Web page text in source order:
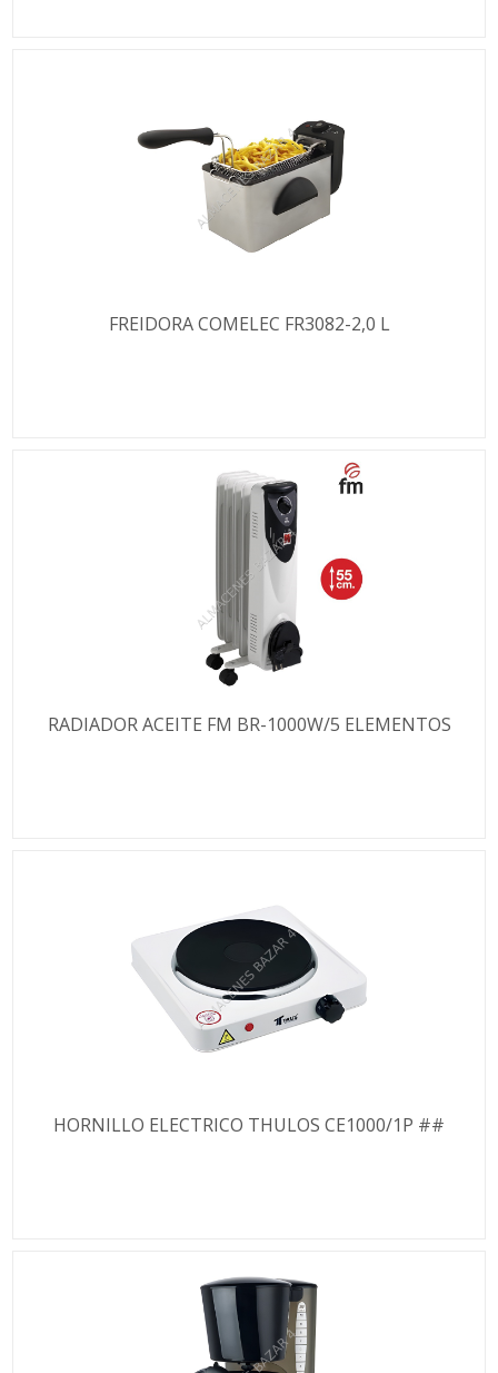
FREIDORA COMELEC FR3082-2,0 L
RADIADOR ACEITE FM BR-1000W/5 ELEMENTOS
HORNILLO ELECTRICO THULOS CE1000/1P ##